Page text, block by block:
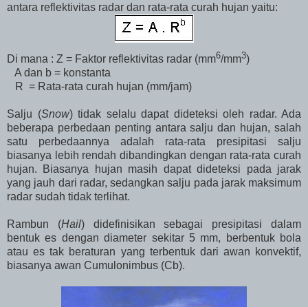
antara reflektivitas radar dan rata-rata curah hujan yaitu:
Di mana : Z = Faktor reflektivitas radar (mm6/mm3)
A dan b = konstanta
R = Rata-rata curah hujan (mm/jam)
Salju (Snow) tidak selalu dapat dideteksi oleh radar. Ada
beberapa perbedaan penting antara salju dan hujan, salah
satu perbedaannya adalah rata-rata presipitasi salju
biasanya lebih rendah dibandingkan dengan rata-rata curah
hujan. Biasanya hujan masih dapat dideteksi pada jarak
yang jauh dari radar, sedangkan salju pada jarak maksimum
radar sudah tidak terlihat.
Rambun (Hail) didefinisikan sebagai presipitasi dalam
bentuk es dengan diameter sekitar 5 mm, berbentuk bola
atau es tak beraturan yang terbentuk dari awan konvektif,
biasanya awan Cumulonimbus (Cb).